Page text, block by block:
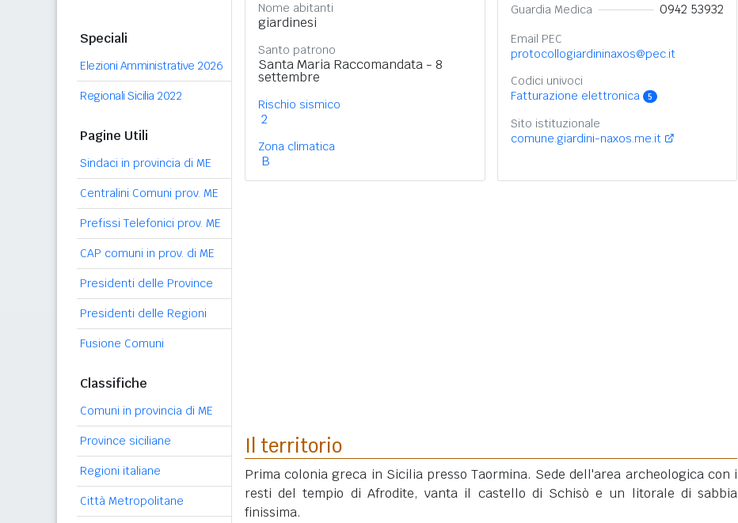
Speciali
Elezioni Amministrative 2026
Regionali Sicilia 2022
Pagine Utili
Sindaci in provincia di ME
Centralini Comuni prov. ME
Prefissi Telefonici prov. ME
CAP comuni in prov. di ME
Presidenti delle Province
Presidenti delle Regioni
Fusione Comuni
Classifiche
Comuni in provincia di ME
Province siciliane
Regioni italiane
Città Metropolitane
Nome abitanti
giardinesi
Santo patrono
Santa Maria Raccomandata - 8
settembre
Rischio sismico
2
Zona climatica
B
Guardia Medica 0942 53932
Email PEC
protocollogiardininaxos@pec.it
Codici univoci
Fatturazione elettronica
5
Sito istituzionale
comune.giardini-naxos.me.it
Il territorio
Prima colonia greca in Sicilia presso Taormina. Sede dell'area archeologica con i
resti del tempio di Afrodite, vanta il castello di Schisò e un litorale di sabbia
finissima.